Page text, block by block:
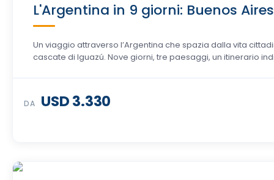
L'Argentina in 9 giorni: Buenos
Un viaggio attraverso l’Argentina che spazia dalla vita
cascate di Iguazú. Nove giorni, tre paesaggi, un itinerario
DA USD 3.330